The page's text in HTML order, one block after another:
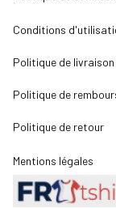
Conditions
Politique de livraison
Politique de
Politique de retour
Mentions légales